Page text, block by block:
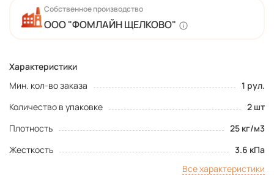
Характеристики
Мин. кол-во заказа
1 рул.
Количество в упаковке
2 шт
Плотность
25 кг/м3
Жесткость
3.6 кПа
Все характеристики
Собственное производство
ООО "ФОМЛАЙН ЩЕЛКОВО"